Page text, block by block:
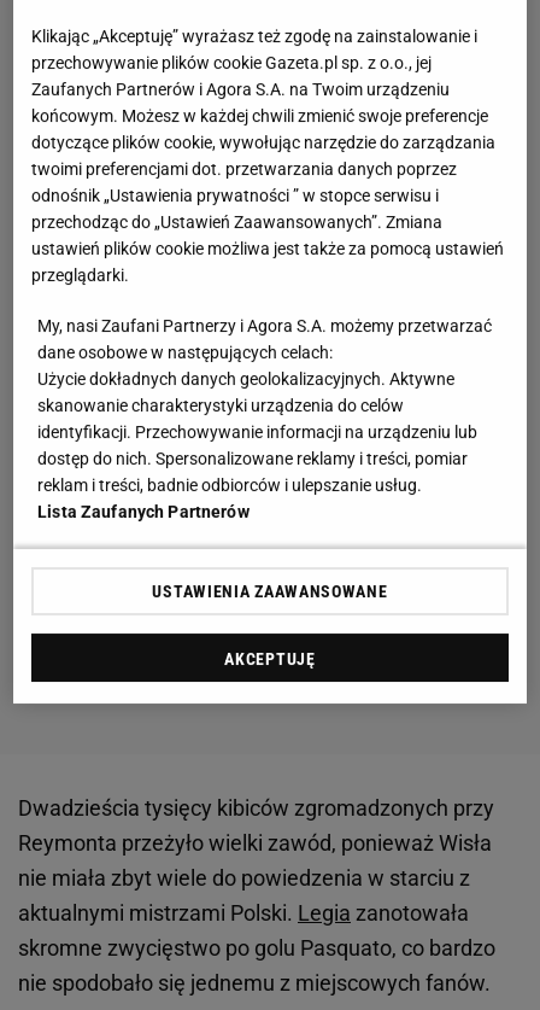
Dwadzieścia tysięcy kibiców zgromadzonych przy
Reymonta przeżyło wielki zawód, ponieważ Wisła
nie miała zbyt wiele do powiedzenia w starciu z
aktualnymi mistrzami Polski. Legia zanotowała
skromne zwycięstwo po golu Pasquato, co bardzo
nie spodobało się jednemu z miejscowych fanów.
Klikając „Akceptuję” wyrażasz też zgodę na zainstalowanie i
przechowywanie plików cookie Gazeta.pl sp. z o.o., jej
Zaufanych Partnerów i Agora S.A. na Twoim urządzeniu
końcowym. Możesz w każdej chwili zmienić swoje preferencje
dotyczące plików cookie, wywołując narzędzie do zarządzania
twoimi preferencjami dot. przetwarzania danych poprzez
odnośnik „Ustawienia prywatności ” w stopce serwisu i
przechodząc do „Ustawień Zaawansowanych”. Zmiana
ustawień plików cookie możliwa jest także za pomocą ustawień
przeglądarki.
My, nasi Zaufani Partnerzy i Agora S.A. możemy przetwarzać
dane osobowe w następujących celach:
Użycie dokładnych danych geolokalizacyjnych. Aktywne
skanowanie charakterystyki urządzenia do celów
identyfikacji. Przechowywanie informacji na urządzeniu lub
dostęp do nich. Spersonalizowane reklamy i treści, pomiar
reklam i treści, badnie odbiorców i ulepszanie usług.
Lista Zaufanych Partnerów
USTAWIENIA ZAAWANSOWANE
AKCEPTUJĘ